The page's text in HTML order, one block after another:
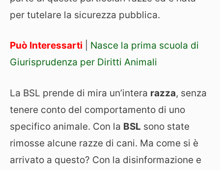
per tutelare la sicurezza pubblica.
Può Interessarti
Nasce la prima scuola di
Giurisprudenza per Diritti Animali
La BSL prende di mira un’intera razza, senza
tenere conto del comportamento di uno
specifico animale. Con la BSL sono state
rimosse alcune razze di cani. Ma come si è
arrivato a questo? Con la disinformazione e